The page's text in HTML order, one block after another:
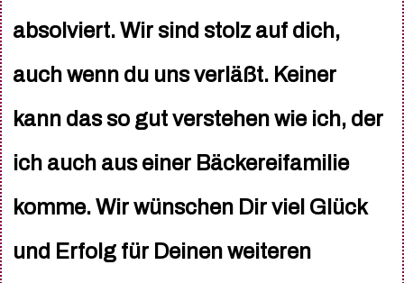
absolviert. Wir sind stolz auf dich,
auch wenn du uns verläßt. Keiner
kann das so gut verstehen wie ich, der
ich auch aus einer Bäckereifamilie
komme. Wir wünschen Dir viel Glück
und Erfolg für Deinen weiteren